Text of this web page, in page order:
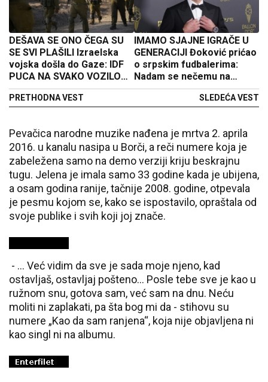
DEŠAVA SE ONO ČEGA SU
SE SVI PLAŠILI Izraelska
vojska došla do Gaze: IDF
PUCA NA SVAKO VOZILO
KOJE SE KREĆE (VIDEO)
PRETHODNA VEST
IMAMO SJAJNE IGRAČE U
GENERACIJI Đoković prićao
o srpskim fudbalerima:
Nadam se nečemu na
evropskom prvenstvu!
SLEDEĆA VEST
Pevačica narodne muzike nađena je mrtva 2. aprila
2016. u kanalu nasipa u Borči, a reči numere koja je
zabeležena samo na demo verziji kriju beskrajnu
tugu. Jelena je imala samo 33 godine kada je ubijena,
a osam godina ranije, tačnije 2008. godine, otpevala
je pesmu kojom se, kako se ispostavilo, opraštala od
svoje publike i svih koji joj znače.
- … Već vidim da sve je sada moje njeno, kad
ostavljaš, ostavljaj pošteno… Posle tebe sve je kao u
ružnom snu, gotova sam, već sam na dnu. Neću
moliti ni zaplakati, pa šta bog mi da - stihovu su
numere „Kao da sam ranjena“, koja nije objavljena ni
kao singl ni na albumu.